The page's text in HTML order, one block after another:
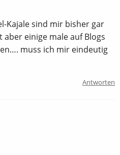
Kajale sind mir bisher gar
einige male auf Blogs
muss ich mir eindeutig
Antworten